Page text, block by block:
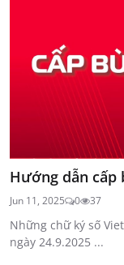
Hướng dẫn cấp
Jun 11, 2025 0 37
Những chữ ký số
ngày 24.9.2025 ...